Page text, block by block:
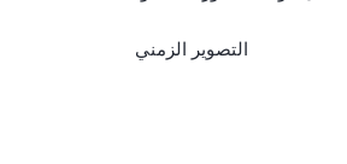
التصوير الزمني